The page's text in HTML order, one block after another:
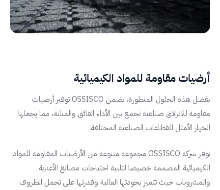
أرضيات مقاومة للمواد الكيميائية
بفضل هذه الحلول المتطورة، تضمن OSSISCO توفير أرضيات
مقاومة للانزلاق صناعية تجمع بين الأداء الفائق والمتانة، مما يجعلها
الخيار الأمثل للقطاعات الصناعية المختلفة.
توفر شركة OSSISCO مجموعة متنوعة من الأرضيات المقاومة للمواد
الكيميائية المصممة خصيصا لتلبية احتياجات مصانع الأغذية
والمشروبات حيث تتميز بجودتها العالية وقدرتها علي تحمل الظروف